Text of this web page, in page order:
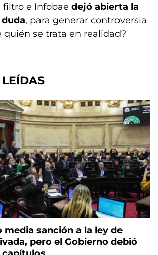
e Infobae dejó abierta la
, para generar controversia
quién se trata en realidad?
media sanción a la ley de
pero el Gobierno debió